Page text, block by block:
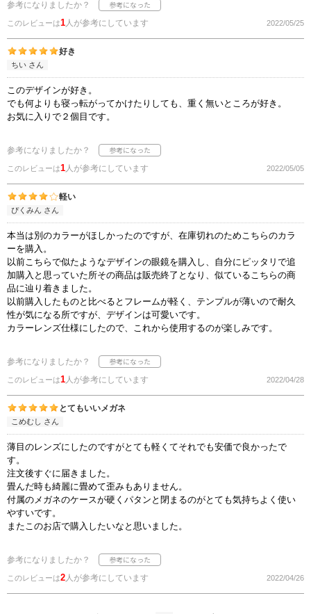
参考になりましたか？
このレビューは1人が参考にしています 2022/05/25
好き
ちい さん
このデザインが好き。
でも何よりも寝っ転がってかけたりしても、重く無いところが好き。
お気に入りで２個目です。
参考になりましたか？
このレビューは1人が参考にしています 2022/05/05
軽い
ぴくみん さん
本当は別のカラーがほしかったのですが、在庫切れのためこちらのカラ
ーを購入。
以前こちらで似たようなデザインの眼鏡を購入し、自分にピッタリで追
加購入と思っていた所その商品は販売終了となり、似ているこちらの商
品に辿り着きました。
以前購入したものと比べるとフレームが軽く、テンプルが薄いので耐久
性が気になる所ですが、デザインは可愛いです。
カラーレンズ仕様にしたので、これから使用するのが楽しみです。
参考になりましたか？
このレビューは1人が参考にしています 2022/04/28
とてもいいメガネ
こめむし さん
薄目のレンズにしたのですがとても軽くてそれでも安価で良かったで
す。
注文後すぐに届きました。
畳んだ時も綺麗に畳めて歪みもありません。
付属のメガネのケースが硬くパタンと閉まるのがとても気持ちよく使い
やすいです。
またこのお店で購入したいなと思いました。
参考になりましたか？
このレビューは2人が参考にしています 2022/04/26